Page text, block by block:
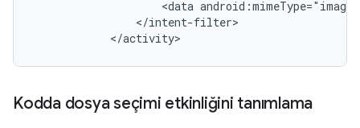
<data
</activity>
Kodda dosya seçimi etkinliğini tanımlama